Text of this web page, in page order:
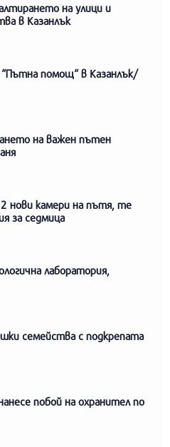
на улици и
в Казанлък
помощ“ в Казанлък/
на важен пътен
нови камери на пътя, те
за седмица
лаборатория,
семейства с подкрепата
побой на охранител по